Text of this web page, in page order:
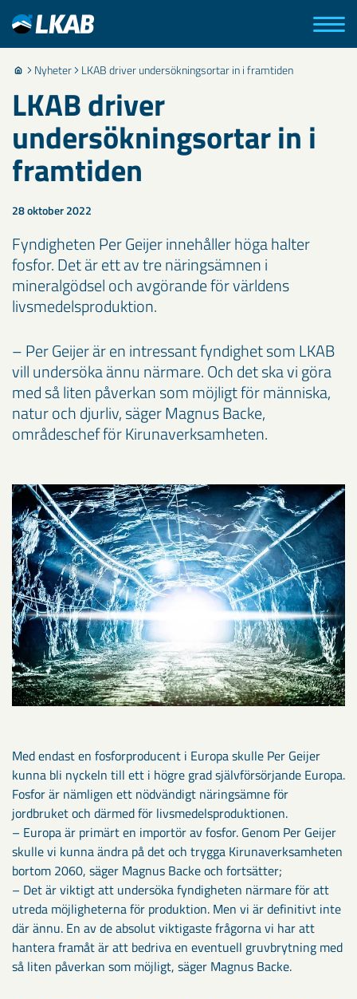
Nyheter LKAB driver undersökningsortar in i framtiden
LKAB driver
undersökningsortar in i
framtiden
28 oktober 2022
Fyndigheten Per Geijer innehåller höga halter
fosfor. Det är ett av tre näringsämnen i
mineralgödsel och avgörande för världens
livsmedelsproduktion.
– Per Geijer är en intressant fyndighet som LKAB
vill undersöka ännu närmare. Och det ska vi göra
med så liten påverkan som möjligt för människa,
natur och djurliv, säger Magnus Backe,
områdeschef för Kirunaverksamheten.
Med endast en fosforproducent i Europa skulle Per Geijer
kunna bli nyckeln till ett i högre grad självförsörjande Europa.
Fosfor är nämligen ett nödvändigt näringsämne för
jordbruket och därmed för livsmedelsproduktionen.
– Europa är primärt en importör av fosfor. Genom Per Geijer
skulle vi kunna ändra på det och trygga Kirunaverksamheten
bortom 2060, säger Magnus Backe och fortsätter;
– Det är viktigt att undersöka fyndigheten närmare för att
utreda möjligheterna för produktion. Men vi är definitivt inte
där ännu. En av de absolut viktigaste frågorna vi har att
hantera framåt är att bedriva en eventuell gruvbrytning med
så liten påverkan som möjligt, säger Magnus Backe.